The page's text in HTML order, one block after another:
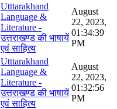
Utttarakhand
Language &
Literature -
उत्तराखण्ड की भाषायें
एवं साहित्य
August
22, 2023,
01:34:39
PM
Utttarakhand
Language &
Literature -
उत्तराखण्ड की भाषायें
एवं साहित्य
August
22, 2023,
01:32:56
PM